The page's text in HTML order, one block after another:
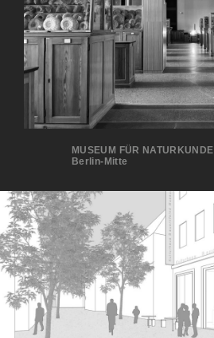
MUSEUM FÜR NATURKUNDE
Berlin-Mitte